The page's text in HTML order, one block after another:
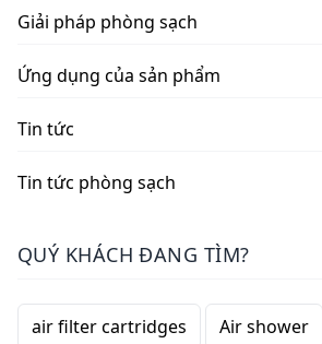
Giải pháp phòng sạch
Ứng dụng của sản phẩm
Tin tức
Tin tức phòng sạch
QUÝ KHÁCH ĐANG TÌM?
air filter cartridges Air shower